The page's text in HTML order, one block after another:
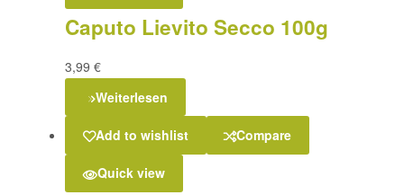
Caputo Lievito Secco 100g
3,99 €
Weiterlesen
Add to wishlist Compare
Quick view